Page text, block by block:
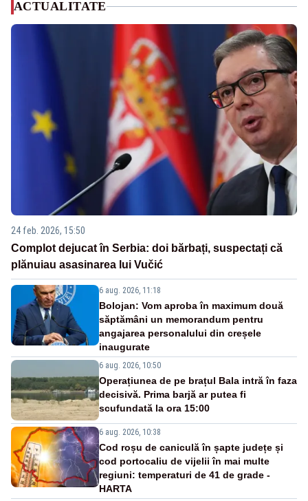
ACTUALITATE
24 feb. 2026, 15:50
Complot dejucat în Serbia: doi bărbați, suspectați că
plănuiau asasinarea lui Vučić
6 aug. 2026, 11:18
Bolojan: Vom aproba în maximum două
săptămâni un memorandum pentru
angajarea personalului din creșele
inaugurate
6 aug. 2026, 10:50
Operațiunea de pe brațul Bala intră în faza
decisivă. Prima barjă ar putea fi
scufundată la ora 15:00
6 aug. 2026, 10:38
Cod roșu de caniculă în șapte județe și
cod portocaliu de vijelii în mai multe
regiuni: temperaturi de 41 de grade -
HARTA